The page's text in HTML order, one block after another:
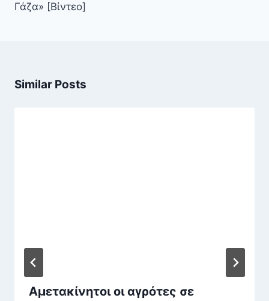
Γάζα» [Βίντεο]
Similar Posts
Αμετακίνητοι οι αγρότες σε